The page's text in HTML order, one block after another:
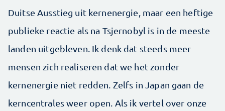
Duitse Ausstieg uit kernenergie, maar een heftige
publieke reactie als na Tsjernobyl is in de meeste
landen uitgebleven. Ik denk dat steeds meer
mensen zich realiseren dat we het zonder
kernenergie niet redden. Zelfs in Japan gaan de
kerncentrales weer open. Als ik vertel over onze